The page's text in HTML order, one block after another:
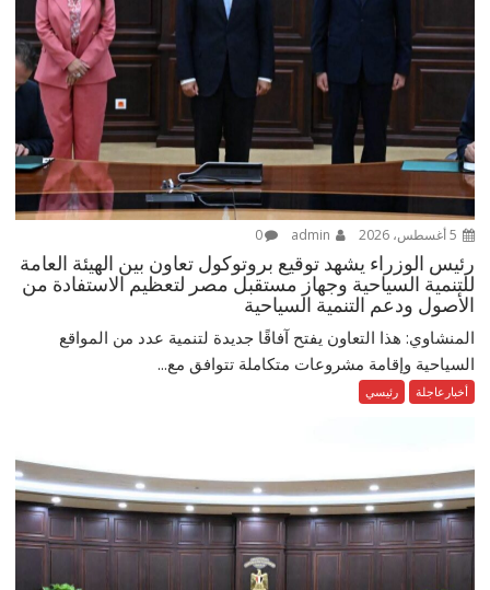
0
رئيس الوزراء يشهد توقيع بروتوكول تعاون بين الهيئة العامة
للتنمية السياحية وجهاز مستقبل مصر لتعظيم الاستفادة من
الأصول ودعم التنمية السياحية
المنشاوي: هذا التعاون يفتح آفاقًا جديدة لتنمية عدد من المواقع
السياحية وإقامة مشروعات متكاملة تتوافق مع...
أخبارعاجلة رئيسي